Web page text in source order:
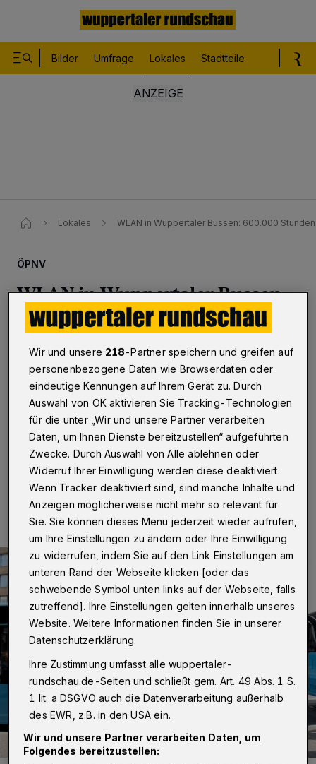
Bilder Umfrage Lokales Stadtteile
Lokales WLAN in Wuppertaler Bussen: 600.000
ÖPNV
WLAN in Wuppertaler Bussen:
600.000 Stunden gesurft
Wuppertal·Die Wuppertaler Stadtwerke ziehen ein
positives Fazit, nachdem sie ihre gesamte Busflotte mit
WLAN ausgestattet haben. „Unsere Kunden haben die
ersten 10 Millionen Kilometer surfend geknackt“, so
Ulrich Jaeger, Geschäftsführer der „WSW mobil
GmbH“.
14.06.2019 , 06:45 Uhr Eine Minute Lesezeit
Wir und unsere 218-Partner speichern und greifen auf
personenbezogene Daten wie Browserdaten oder
eindeutige Kennungen auf Ihrem Gerät zu. Durch
Auswahl von OK aktivieren Sie Tracking-Technologien
für die unter „Wir und unsere Partner verarbeiten
Daten, um Ihnen Dienste bereitzustellen“ aufgeführten
Zwecke. Durch Auswahl von Alle ablehnen oder
Widerruf Ihrer Einwilligung werden diese deaktiviert.
Wenn Tracker deaktiviert sind, sind manche Inhalte und
Anzeigen möglicherweise nicht mehr so relevant für
Sie. Sie können dieses Menü jederzeit wieder aufrufen,
um Ihre Einstellungen zu ändern oder Ihre Einwilligung
zu widerrufen, indem Sie auf den Link Einstellungen am
unteren Rand der Webseite klicken [oder das
schwebende Symbol unten links auf der Webseite, falls
zutreffend]. Ihre Einstellungen gelten innerhalb unseres
Website. Weitere Informationen finden Sie in unserer
Datenschutzerklärung.
Ihre Zustimmung umfasst alle wuppertaler-
rundschau.de-Seiten und schließt gem. Art. 49 Abs. 1 S.
1 lit. a DSGVO auch die Datenverarbeitung außerhalb
des EWR, z.B. in den USA ein.
Wir und unsere Partner verarbeiten Daten, um
Folgendes bereitzustellen: